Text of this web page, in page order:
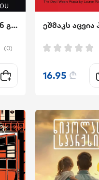
სინანული შენ გამო
(0)
16.95 ₾